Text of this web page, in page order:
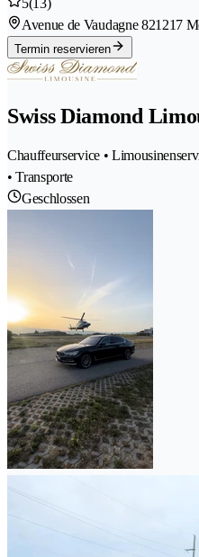
5(13)
Avenue de Vaudagne 821217
Termin reservieren
Swiss Diamond
Chauffeurservice •
• Transporte
Geschlossen